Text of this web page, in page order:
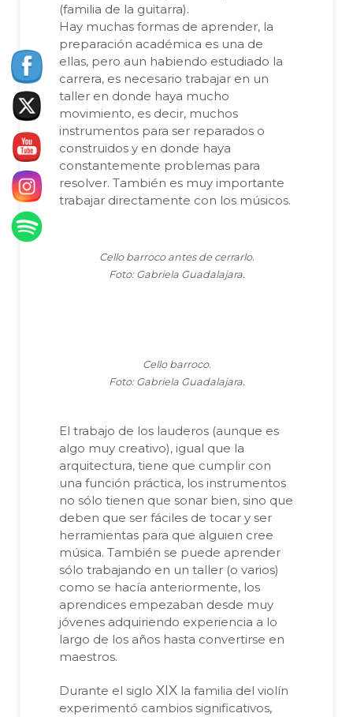
(familia de la guitarra).
Hay muchas formas de aprender, la
preparación académica es una de
ellas, pero aun habiendo estudiado la
carrera, es necesario trabajar en un
taller en donde haya mucho
movimiento, es decir, muchos
instrumentos para ser reparados o
construidos y en donde haya
constantemente problemas para
resolver. También es muy importante
trabajar directamente con los músicos.
Cello barroco antes de cerrarlo.
Foto: Gabriela Guadalajara.
Cello barroco.
Foto: Gabriela Guadalajara.
El trabajo de los lauderos (aunque es
algo muy creativo), igual que la
arquitectura, tiene que cumplir con
una función práctica, los instrumentos
no sólo tienen que sonar bien, sino que
deben que ser fáciles de tocar y ser
herramientas para que alguien cree
música. También se puede aprender
sólo trabajando en un taller (o varios)
como se hacía anteriormente, los
aprendices empezaban desde muy
jóvenes adquiriendo experiencia a lo
largo de los años hasta convertirse en
maestros.
Durante el siglo XIX la familia del violín
experimentó cambios significativos,